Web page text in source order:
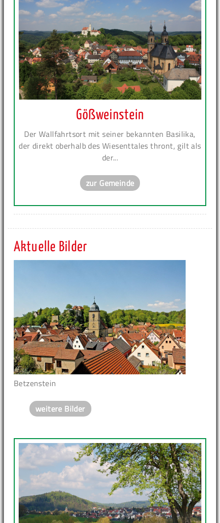
Gößweinstein
Der Wallfahrtsort mit seiner bekannten Basilika,
der direkt oberhalb des Wiesenttales thront, gilt als
der...
zur Gemeinde
Aktuelle Bilder
Betzenstein
weitere Bilder